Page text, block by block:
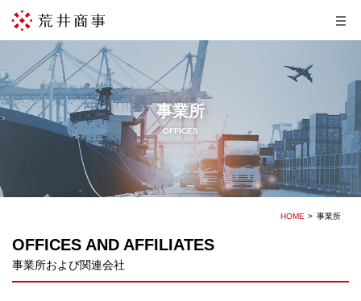
事業所
OFFICES
HOME 事業所
OFFICES AND AFFILIATES
事業所および関連会社